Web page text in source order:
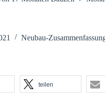
Neubau-
teilen